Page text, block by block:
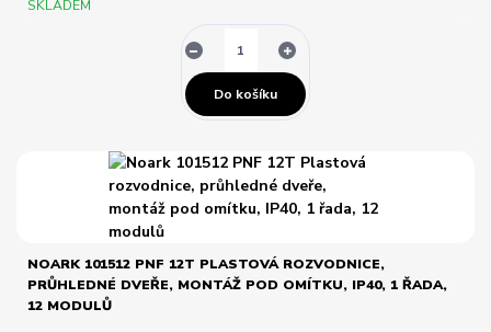
SKLADEM
Do košíku
NOARK 101512 PNF 12T PLASTOVÁ ROZVODNICE,
PRŮHLEDNÉ DVEŘE, MONTÁŽ POD OMÍTKU, IP40, 1 ŘADA,
12 MODULŮ